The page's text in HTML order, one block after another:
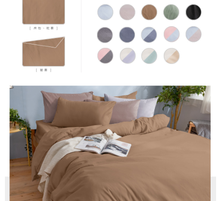
恩沛科技股份有限公司將有權停止該用戶之使用額度並採取法律行動。